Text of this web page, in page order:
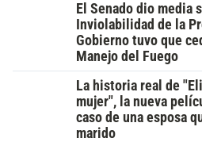
El Senado dio media
Inviolabilidad de la
Gobierno tuvo que
Manejo del Fuego
La historia real de
mujer", la nueva
caso de una esposa
marido